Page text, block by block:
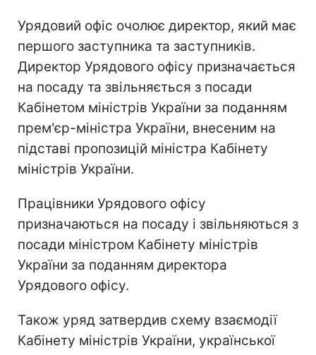
Урядовий офіс очолює директор, який має
першого заступника та заступників.
Директор Урядового офісу призначається
на посаду та звільняється з посади
Кабінетом міністрів України за поданням
прем'єр-міністра України, внесеним на
підставі пропозицій міністра Кабінету
міністрів України.
Працівники Урядового офісу
призначаються на посаду і звільняються з
посади міністром Кабінету міністрів
України за поданням директора
Урядового офісу.
Також уряд затвердив схему взаємодії
Кабінету міністрів України, української